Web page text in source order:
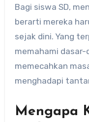
Bagi siswa SD,
berarti mereka
sejak dini. Yang
memahami dasar-
memecahkan
menghadapi
Mengapa